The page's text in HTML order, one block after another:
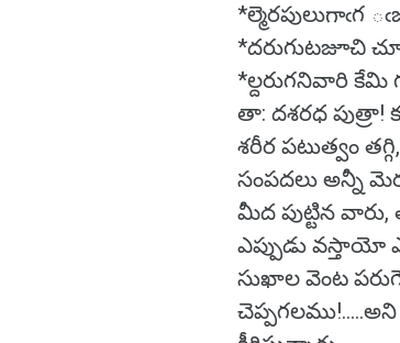
*దరుగుటజూచి
*ల్దరుగనివారి
తా: దశరధ
శరీర పటుత్వం
సంపదలు అన్నీ
మీద పుట్టిన
ఎప్పుడు
సుఖాల వెంట